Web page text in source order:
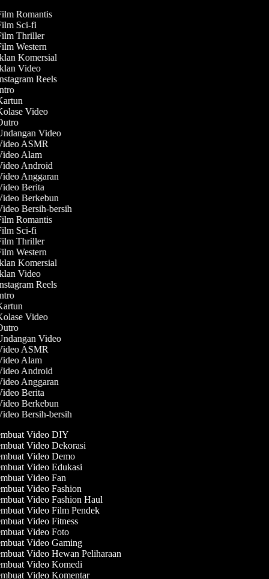
Romantis
Sci-fi
Thriller
Western
Komersial
Video
Reels
Video
Video
ASMR
Alam
Android
Anggaran
Berita
Berkebun
Bersih-bersih
Romantis
Sci-fi
Thriller
Western
Komersial
Video
Reels
Video
Video
ASMR
Alam
Android
Anggaran
Berita
Berkebun
Bersih-bersih
Video DIY
Video Dekorasi
Video Demo
Video Edukasi
Video Fan
Video Fashion
Video Fashion Haul
Video Film Pendek
Video Fitness
Video Foto
Video Gaming
Video Hewan Peliharaan
Video Komedi
Video Komentar